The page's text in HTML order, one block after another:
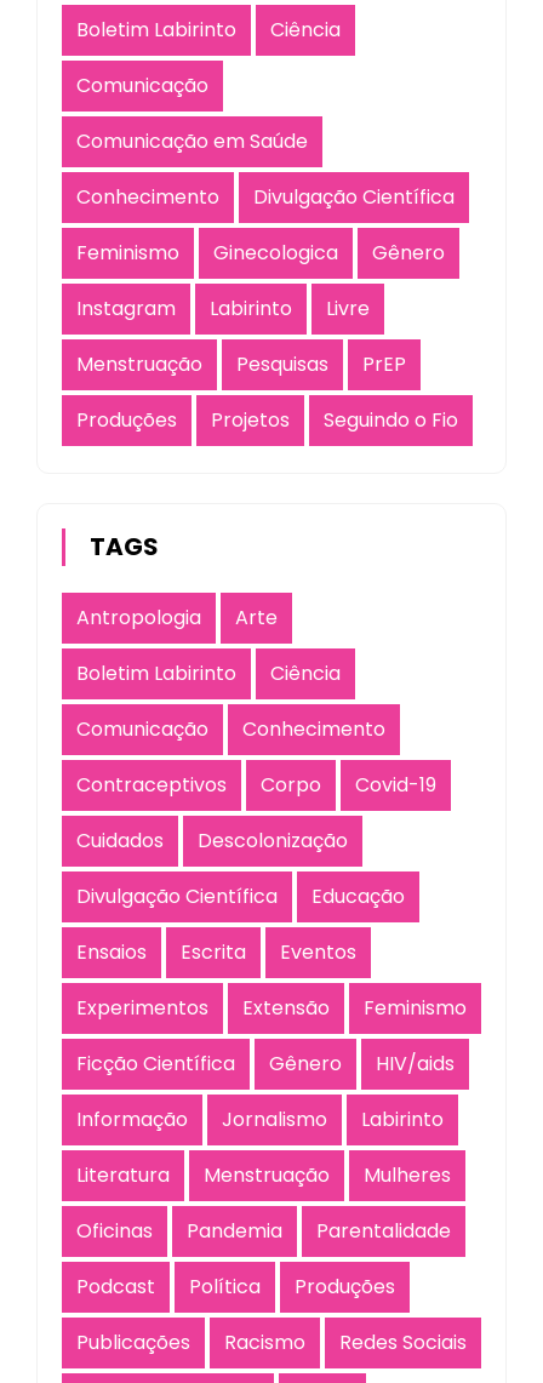
Boletim Labirinto
Ciência
Comunicação
Comunicação em Saúde
Conhecimento
Divulgação Científica
Feminismo
Ginecologica
Gênero
Instagram
Labirinto
Livre
Menstruação
Pesquisas
PrEP
Produções
Projetos Seguindo o Fio
TAGS
Antropologia
Arte
Boletim Labirinto
Ciência
Comunicação
Conhecimento
Contraceptivos
Corpo
Covid-19
Cuidados
Descolonização
Divulgação Científica
Educação
Ensaios
Escrita
Eventos
Experimentos
Extensão
Feminismo
Ficção Científica
Gênero
HIV/aids
Informação
Jornalismo
Labirinto
Literatura
Menstruação
Mulheres
Oficinas
Pandemia
Parentalidade
Podcast
Política
Produções
Publicações
Racismo
Redes Sociais